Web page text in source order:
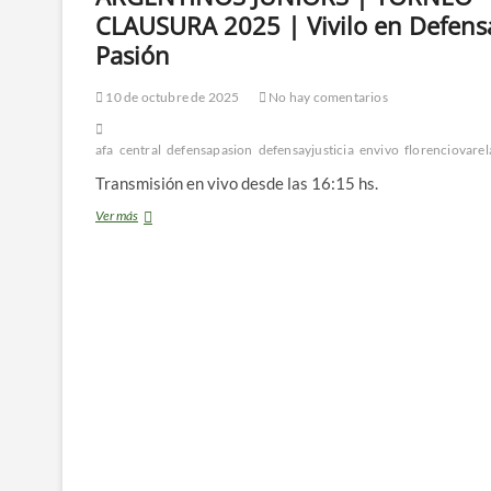
CLAUSURA 2025 | Vivilo en
Pasión
10 de octubre de 2025 No hay comentarios
afa central defensapasion defensayjusticia envivo
Transmisión en vivo desde las 16:15 hs.
Ver másEN